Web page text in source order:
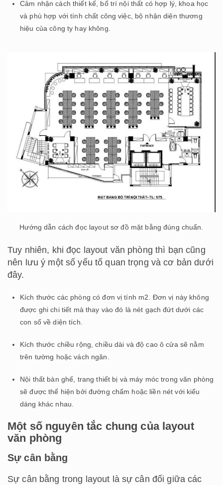
Cảm nhận cách thiết kế, bố trí nội thất có hợp lý, khoa học
và phù hợp với tính chất công việc, bộ nhận diện thương
hiệu của công ty hay không.
Hướng dẫn cách đọc layout sơ đồ mặt bằng đúng chuẩn.
Tuy nhiên, khi đọc layout văn phòng thì bạn cũng
nên lưu ý một số yếu tố quan trọng và cơ bản dưới
đây.
Kích thước các phòng có đơn vị tính m2. Đơn vị này không
được ghi chi tiết mà thay vào đó là nét gạch đứt dưới các
con số về diện tích.
Kích thước chiều rộng, chiều dài và độ cao ô cửa sẽ nằm
trên tường hoặc vách ngăn.
Nội thất bàn ghế, trang thiết bị và máy móc trong văn phòng
sẽ được thể hiện bởi đường chấm hoặc liền nét với kiểu
dáng khác nhau.
Một số nguyên tắc chung của layout
văn phòng
Sự cân bằng
Sự cân bằng trong layout là sự cân đối giữa các